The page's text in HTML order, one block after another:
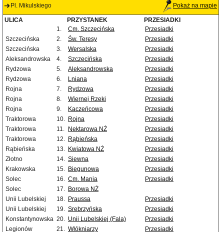
Pl. Mikulskiego Pokaż na mapie
ULICA PRZYSTANEK
PRZESIADKI
1.
Cm. Szczecińska
Przesiadki
Szczecińska
2. Św. Teresy
Przesiadki
Szczecińska
3. Wersalska
Przesiadki
Aleksandrowska
4. Szczecińska
Przesiadki
Rydzowa
5. Aleksandrowska
Przesiadki
Rydzowa
6. Lniana
Przesiadki
Rojna
7. Rydzowa
Przesiadki
Rojna
8. Wiernej Rzeki
Przesiadki
Rojna
9. Kaczeńcowa
Przesiadki
Traktorowa
10. Rojna
Przesiadki
Traktorowa
11. Nektarowa NŻ
Przesiadki
Traktorowa
12. Rąbieńska
Przesiadki
Rąbieńska
13. Kwiatowa NŻ
Przesiadki
Złotno
14. Siewna
Przesiadki
Krakowska
15. Biegunowa
Przesiadki
Solec
16. Cm. Mania
Przesiadki
Solec
17. Borowa NŻ
Unii Lubelskiej
18. Praussa
Przesiadki
Unii Lubelskiej
19. Srebrzyńska
Przesiadki
Konstantynowska 20. Unii Lubelskiej (Fala)
Przesiadki
Legionów
21. Włókniarzy Przesiadki